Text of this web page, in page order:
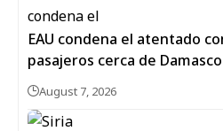
EAU condena el atentado
pasajeros cerca de Damasco
August 7, 2026